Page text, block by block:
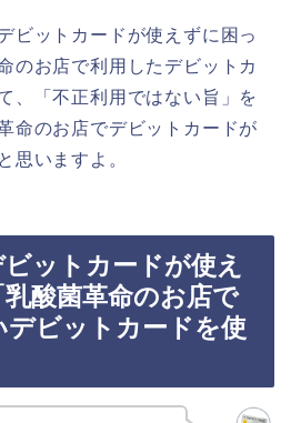
ビットカードが使えずに困っ
のお店で利用したデビットカ
、「不正利用ではない旨」を
命のお店でデビットカードが
思いますよ。
ットカードが使え
酸菌革命のお店で
デビットカードを使